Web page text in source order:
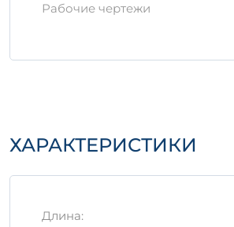
Хранение и
поддержкой, чтобы
предотвращения
Рабочие чертежи
ХАРАКТЕРИСТИКИ
Длина: